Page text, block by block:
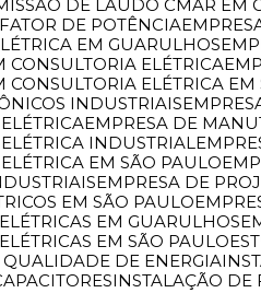
DE LAUDO CMAR EM
DE POTÊNCIA
EM GUARULHOS
CONSULTORIA ELÉTRICA
CONSULTORIA ELÉTRICA
INDUSTRIAIS
EMPRESA DE
INDUSTRIAL
EM SÃO PAULO
EMPRESA DE
EM SÃO PAULO
EM GUARULHOS
EM SÃO PAULO
QUALIDADE DE ENERGIA
INSTALAÇÃO